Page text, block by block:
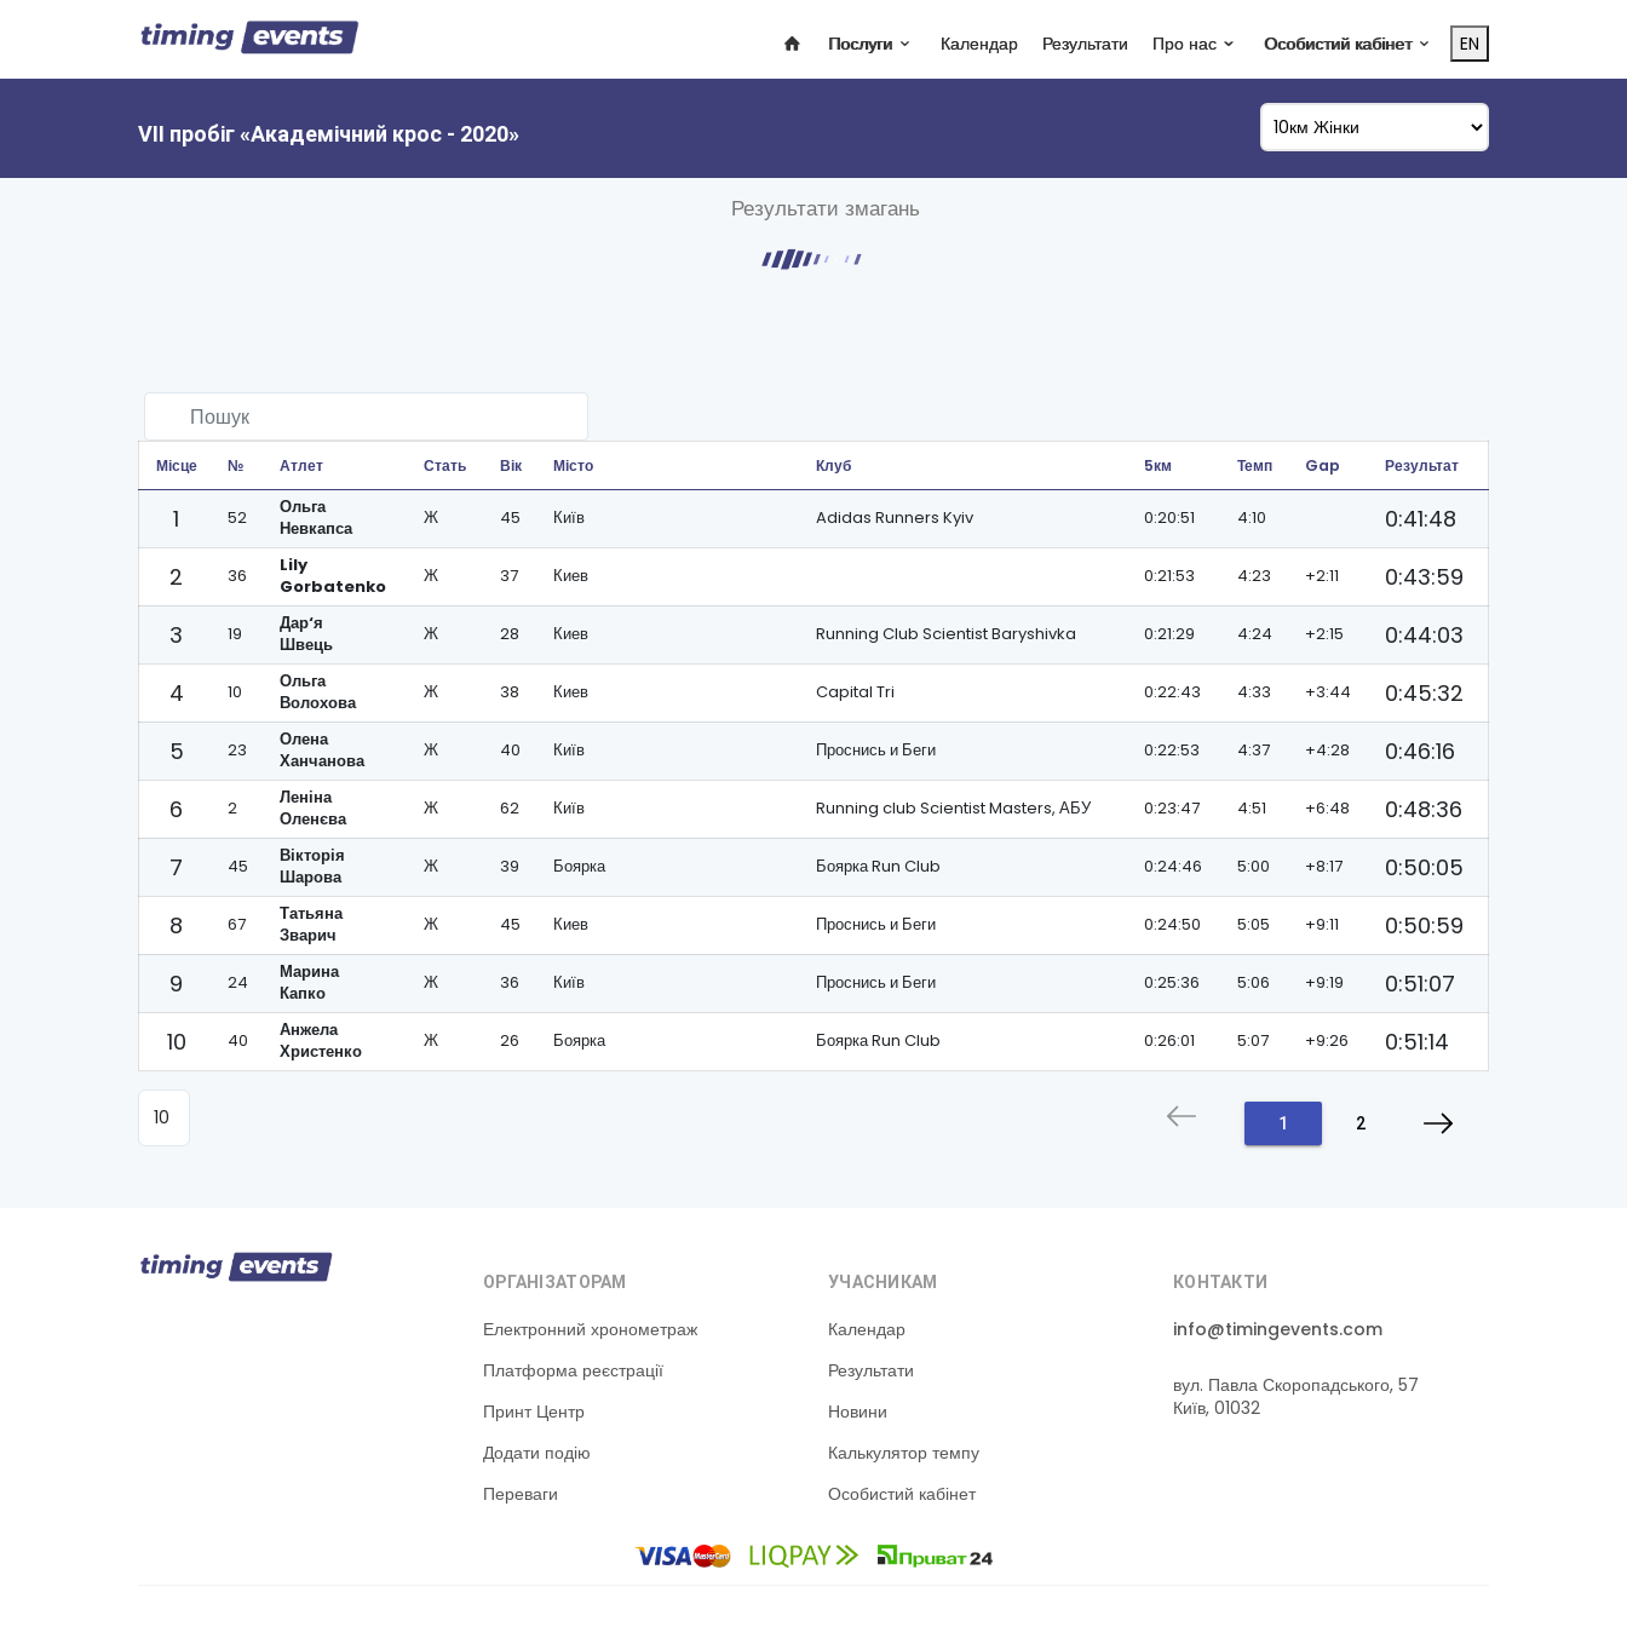
Послуги Календар Результати Про нас Особистий кабінет EN
VII пробіг «Академічний крос - 2020»
Результати змагань
Місце № Атлет Стать Вік Місто Клуб 5км Темп Gap Результат
1 52
Ольга
Невкапса
Ж 45 Київ Adidas Runners Kyiv 0:20:51 4:10
0:41:48
2
36
Lily
Gorbatenko
Ж 37 Киев 0:21:53 4:23 +2:11
0:43:59
3
19
Дар‘я
Швець
Ж 28 Киев Running Club Scientist Baryshivka 0:21:29 4:24 +2:15
0:44:03
4
10
Ольга
Волохова
Ж 38 Киев Capital Tri 0:22:43 4:33 +3:44
0:45:32
5
23
Олена
Ханчанова
Ж 40 Київ Проснись и Беги 0:22:53 4:37 +4:28
0:46:16
6
2
Леніна
Оленєва
Ж 62 Київ Running club Scientist Masters, АБУ 0:23:47 4:51 +6:48
0:48:36
7
45
Вікторія
Шарова
Ж 39 Боярка Боярка Run Club 0:24:46 5:00 +8:17
0:50:05
8
67
Татьяна
Зварич
Ж 45 Киев Проснись и Беги 0:24:50 5:05 +9:11
0:50:59
9
24
Марина
Капко
Ж 36 Київ Проснись и Беги 0:25:36 5:06 +9:19
0:51:07
10
40
Анжела
Христенко
Ж 26 Боярка Боярка Run Club 0:26:01 5:07 +9:26 0:51:14
1 2
ОРГАНІЗАТОРАМ
Електронний хронометраж
Платформа реєстрації
Принт Центр
Додати подію
Переваги
УЧАСНИКАМ
Календар
Результати
Новини
Калькулятор темпу
Особистий кабінет
КОНТАКТИ
info@timingevents.com
вул. Павла Скоропадського, 57
Київ, 01032